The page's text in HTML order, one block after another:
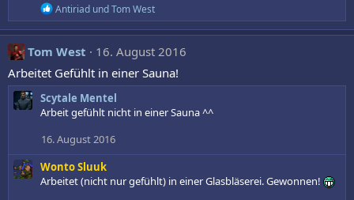
n
e
n
:
R
e
a
k
t
i
o
n
e
Antiriad undTom West
Tom West
16. August 2016
Arbeitet Gefühlt in einer Sauna!
Scytale Mentel
Arbeit gefühlt nicht in einer Sauna ^^
16. August 2016
Wonto Sluuk
Arbeitet (nicht nur gefühlt) in einer Glasbläserei. Gewonnen!